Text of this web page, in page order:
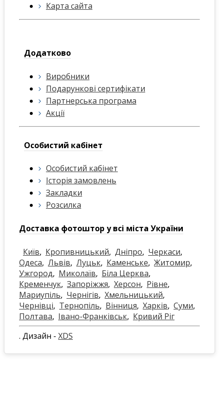
Карта сайта
Додатково
Виробники
Подарункові сертифікати
Партнерська програма
Акції
Особистий кабінет
Особистий кабінет
Історія замовлень
Закладки
Розсилка
Доставка фотоштор у всі міста України
Київ, Кропивницький, Дніпро, Черкаси,
Одеса, Львів, Луцьк, Каменське, Житомир,
Ужгород, Миколаїв, Біла Церква,
Кременчук, Запоріжжя, Херсон, Рівне,
Мариупіль, Чернігів, Хмельницький,
Чернівці, Тернопіль, Вінниця, Харків, Суми,
Полтава, Івано-Франківськ, Кривий Ріг
. Дизайн - XDS